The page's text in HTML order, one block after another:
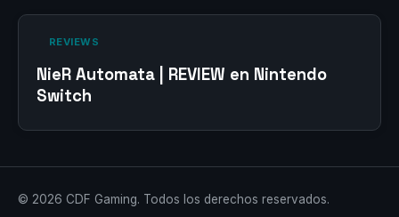
‎ REVIEWS‎
NieR Automata | REVIEW en Nintendo
Switch
© 2026 CDF Gaming. Todos los derechos reservados.